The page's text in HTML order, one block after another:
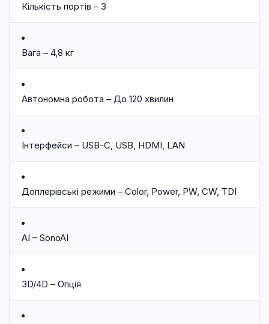
Кількість портів – 3
Вага – 4,8 кг
Автономна робота – До 120 хвилин
Інтерфейси – USB-C, USB, HDMI, LAN
Доплерівські режими – Color, Power, PW, CW, TDI
AI – SonoAI
3D/4D – Опція